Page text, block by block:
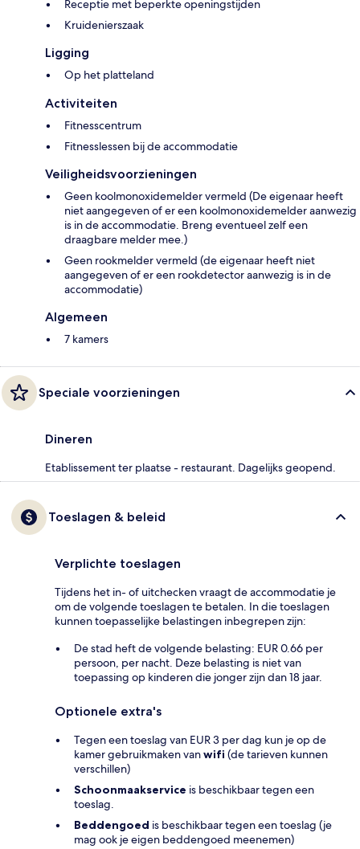
Receptie met beperkte openingstijden
Kruidenierszaak
Ligging
Op het platteland
Activiteiten
Fitnesscentrum
Fitnesslessen bij de accommodatie
Veiligheidsvoorzieningen
Geen koolmonoxidemelder vermeld (De eigenaar heeft
niet aangegeven of er een koolmonoxidemelder aanwezig
is in de accommodatie. Breng eventueel zelf een
draagbare melder mee.)
Geen rookmelder vermeld (de eigenaar heeft niet
aangegeven of er een rookdetector aanwezig is in de
accommodatie)
Algemeen
7 kamers
Speciale voorzieningen
Dineren
Etablissement ter plaatse - restaurant. Dagelijks geopend.
Toeslagen & beleid
Verplichte toeslagen
Tijdens het in- of uitchecken vraagt de accommodatie je
om de volgende toeslagen te betalen. In die toeslagen
kunnen toepasselijke belastingen inbegrepen zijn:
De stad heft de volgende belasting: EUR 0.66 per
persoon, per nacht. Deze belasting is niet van
toepassing op kinderen die jonger zijn dan 18 jaar.
Optionele extra's
Tegen een toeslag van EUR 3 per dag kun je op de
kamer gebruikmaken vanwifi (de tarieven kunnen
verschillen)
Schoonmaakservice is beschikbaar tegen een
toeslag.
Beddengoed is beschikbaar tegen een toeslag (je
mag ook je eigen beddengoed meenemen)